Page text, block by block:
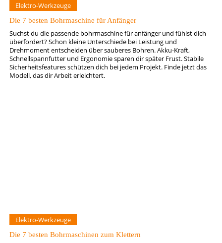
Elektro-Werkzeuge
Die 7 besten Bohrmaschine für Anfänger
Suchst du die passende bohrmaschine für anfänger und fühlst dich
überfordert? Schon kleine Unterschiede bei Leistung und
Drehmoment entscheiden über sauberes Bohren. Akku-Kraft,
Schnellspannfutter und Ergonomie sparen dir später Frust. Stabile
Sicherheitsfeatures schützen dich bei jedem Projekt. Finde jetzt das
Modell, das dir Arbeit erleichtert.
Elektro-Werkzeuge
Die 7 besten Bohrmaschinen zum Klettern